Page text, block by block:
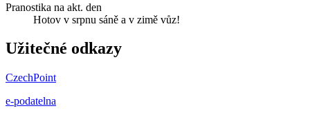
Pranostika na akt. den
Hotov v srpnu sáně a v zimě vůz!
Užitečné odkazy
CzechPoint
e-podatelna